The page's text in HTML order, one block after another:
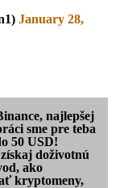
January 28,
najlepšej
sme pre teba
50 USD!
doživotnú
ako
kryptomeny,